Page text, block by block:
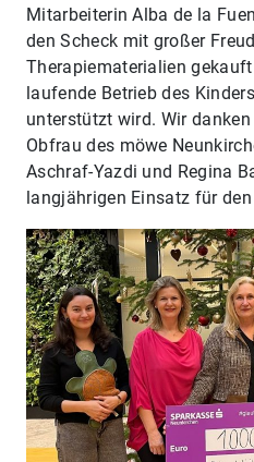
Mitarbeiterin Alba de la
den Scheck mit großer
Therapiematerialien
laufende Betrieb des
unterstützt wird. Wir
Obfrau des möwe
Aschraf-Yazdi und Regina
langjährigen Einsatz für